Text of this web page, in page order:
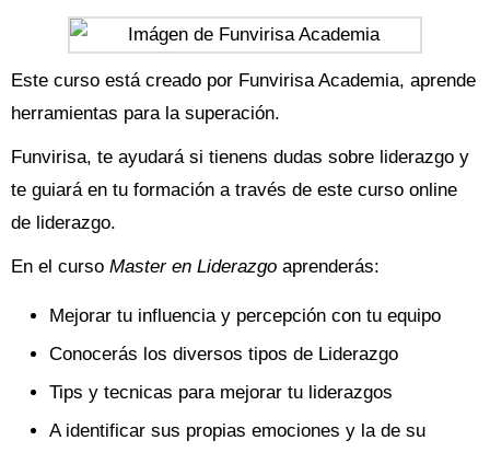
Este curso está creado por Funvirisa Academia, aprende
herramientas para la superación.
Funvirisa, te ayudará si tienens dudas sobre liderazgo y
te guiará en tu formación a través de este curso online
de liderazgo.
En el curso Master en Liderazgo aprenderás:
Mejorar tu influencia y percepción con tu equipo
Conocerás los diversos tipos de Liderazgo
Tips y tecnicas para mejorar tu liderazgos
A identificar sus propias emociones y la de su